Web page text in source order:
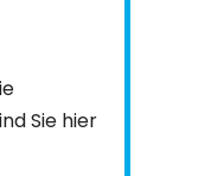
Sie hier